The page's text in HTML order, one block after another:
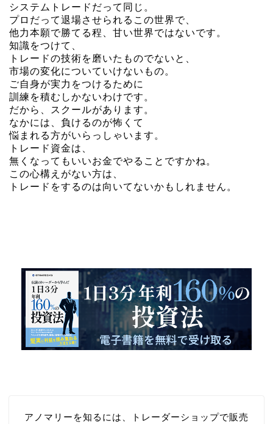
システムトレードだって同じ。
プロだって退場させられるこの世界で、
他力本願で勝てる程、甘い世界ではないです。
知識をつけて、
トレードの技術を磨いたものでないと、
市場の変化についていけないもの。
ご自身が実力をつけるために
訓練を積むしかないわけです。
だから、スクールがあります。
なかには、負けるのが怖くて
悩まれる方がいらっしゃいます。
トレード資金は、
無くなってもいいお金でやることですかね。
この心構えがない方は、
トレードをするのは向いてないかもしれません。
アノマリーを知るには、トレーダーショップで販売